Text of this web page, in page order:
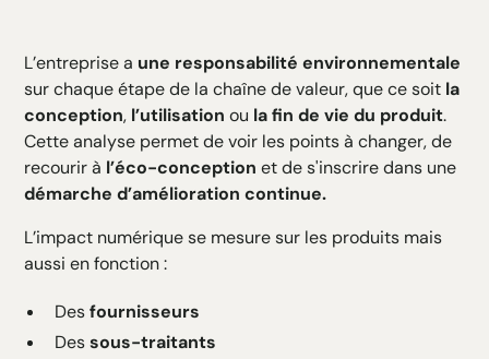
L’entreprise a une responsabilité environnementale
sur chaque étape de la chaîne de valeur, que ce soit la
conception, l’utilisationou la fin de vie du produit.
Cette analyse permet de voir les points à changer, de
recourir à l’éco-conception et de s'inscrire dans une
démarche d’amélioration continue.
L’impact numérique se mesure sur les produits mais
aussi en fonction :
Desfournisseurs
Dessous-traitants